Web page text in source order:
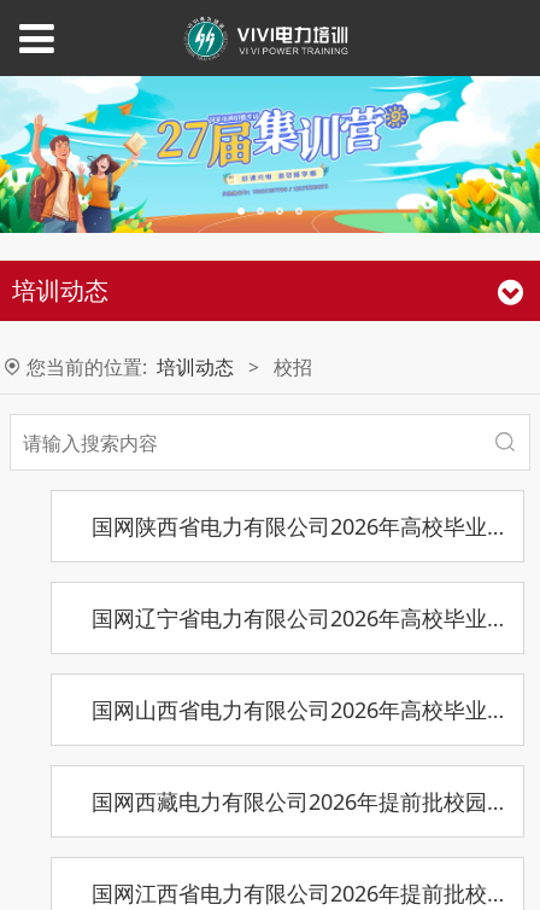
培训动态
您当前的位置: 培训动态 > 校招
国网陕西省电力有限公司2026年高校毕业生提前批招聘行程安排
国网辽宁省电力有限公司2026年高校毕业生提前批次招聘行程公告（动态更新）
国网山西省电力有限公司2026年高校毕业生提前批校园招聘行程安排（动态更新）
国网西藏电力有限公司2026年提前批校园招聘公告
国网江西省电力有限公司2026年提前批校园招聘信息发布